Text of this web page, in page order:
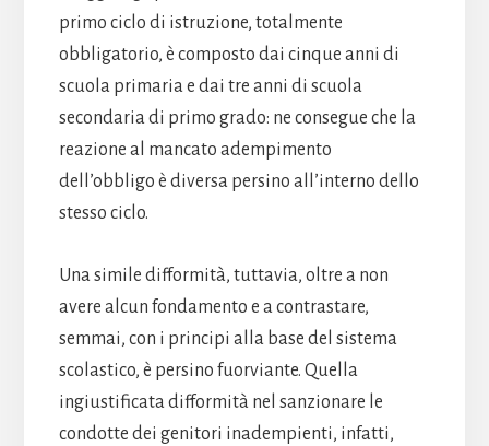
primo ciclo di istruzione, totalmente
obbligatorio, è composto dai cinque anni di
scuola primaria e dai tre anni di scuola
secondaria di primo grado: ne consegue che la
reazione al mancato adempimento
dell’obbligo è diversa persino all’interno dello
stesso ciclo.
Una simile difformità, tuttavia, oltre a non
avere alcun fondamento e a contrastare,
semmai, con i principi alla base del sistema
scolastico, è persino fuorviante. Quella
ingiustificata difformità nel sanzionare le
condotte dei genitori inadempienti, infatti,